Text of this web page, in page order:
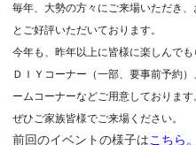
毎年、大勢の方々にご来場いただき
とご好評いただいております。
今年も、昨年以上に皆様に楽しんでも
ＤＩＹコーナー（一部、要事前予約
ームコーナーなどご用意しております
ぜひご家族皆様でご来場ください。
前回のイベントの様子は こちら。